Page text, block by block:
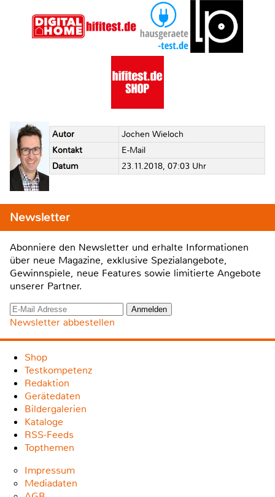
Autor
Jochen Wieloch
Kontakt
E-Mail
Datum
23.11.2018, 07:03 Uhr
Newsletter
Abonniere den Newsletter und erhalte Informationen
über neue Magazine, exklusive Spezialangebote,
Gewinnspiele, neue Features sowie limitierte Angebote
unserer Partner.
Newsletter abbestellen
Shop
Testkompetenz
Redaktion
Gerätedaten
Bildergalerien
Kataloge
RSS-Feeds
Topthemen
Impressum
Mediadaten